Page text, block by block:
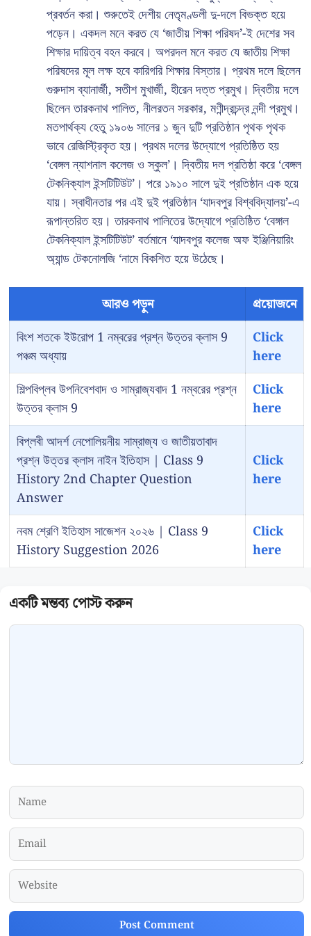
প্রবর্তন করা। শুরুতেই দেশীয় নেতৃমণ্ডলী দু-দলে বিভক্ত হয়ে
পড়েন। একদল মনে করত যে ‘জাতীয় শিক্ষা পরিষদ’-ই দেশের সব
শিক্ষার দায়িত্ব বহন করবে। অপরদল মনে করত যে জাতীয় শিক্ষা
পরিষদের মূল লক্ষ হবে কারিগরি শিক্ষার বিস্তার। প্রথম দলে ছিলেন
গুরুদাস ব্যানার্জী, সতীশ মুখার্জী, হীরেন দত্ত প্রমুখ। দ্বিতীয় দলে
ছিলেন তারকনাথ পালিত, নীলরতন সরকার, মণীন্দ্রচন্দ্র নন্দী প্রমুখ।
মতপার্থক্য হেতু ১৯০৬ সালের ১ জুন দুটি প্রতিষ্ঠান পৃথক পৃথক
ভাবে রেজিস্ট্রিকৃত হয়। প্রথম দলের উদ্যোগে প্রতিষ্ঠিত হয়
‘বেঙ্গল ন্যাশনাল কলেজ ও স্কুল’। দ্বিতীয় দল প্রতিষ্ঠা করে ‘বেঙ্গল
টেকনিক্যাল ইন্সটিটিউট’। পরে ১৯১০ সালে দুই প্রতিষ্ঠান এক হয়ে
যায়। স্বাধীনতার পর এই দুই প্রতিষ্ঠান ‘যাদবপুর বিশ্ববিদ্যালয়’-এ
রূপান্তরিত হয়। তারকনাথ পালিতের উদ্যোগে প্রতিষ্ঠিত ‘বেঙ্গাল
টেকনিক্যাল ইন্সটিটিউট’ বর্তমানে ‘যাদবপুর কলেজ অফ ইঞ্জিনিয়ারিং
অ্যান্ড টেকনোলজি ‘নামে বিকশিত হয়ে উঠেছে।
আরও পড়ুন
প্রয়োজনে
বিংশ শতকে ইউরোপ 1 নম্বরের প্রশ্ন উত্তর ক্লাস 9
পঞ্চম অধ্যায়
Click
here
শিল্পবিপ্লব উপনিবেশবাদ ও সাম্রাজ্যবাদ 1 নম্বরের প্রশ্ন
উত্তর ক্লাস 9
Click
here
বিপ্লবী আদর্শ নেপোলিয়নীয় সাম্রাজ্য ও জাতীয়তাবাদ
প্রশ্ন উত্তর ক্লাস নাইন ইতিহাস | Class 9
History 2nd Chapter Question
Answer
Click
here
নবম শ্রেণি ইতিহাস সাজেশন ২০২৬ | Class 9
History Suggestion 2026
Click
here
Comment
Name
Email
Website